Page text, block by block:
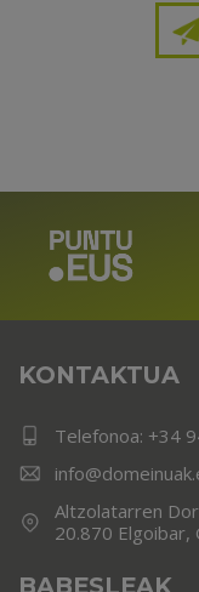
KONTAKTUA
Telefonoa: +34
Altzolatarren
20.870 Elgoibar,
BABESLEAK